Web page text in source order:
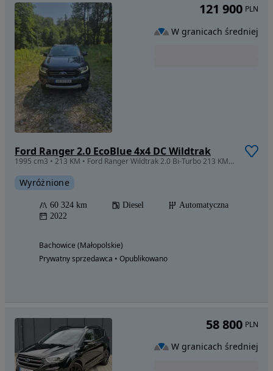
Ford Ranger 2.0 EcoBlue 4x4 DC Wildtrak
1995 cm3 • 213 KM • Ford Ranger Wildtrak 2.0 Bi-Turbo 213 KM/Salon Polska/ 1 właściciel
Wyróżnione
60 324 km Diesel
Automatyczna
2022
Bachowice (Małopolskie)
Prywatny sprzedawca • Opublikowano
121 900 PLN
W granicach średniej
58 800 PLN
W granicach średniej